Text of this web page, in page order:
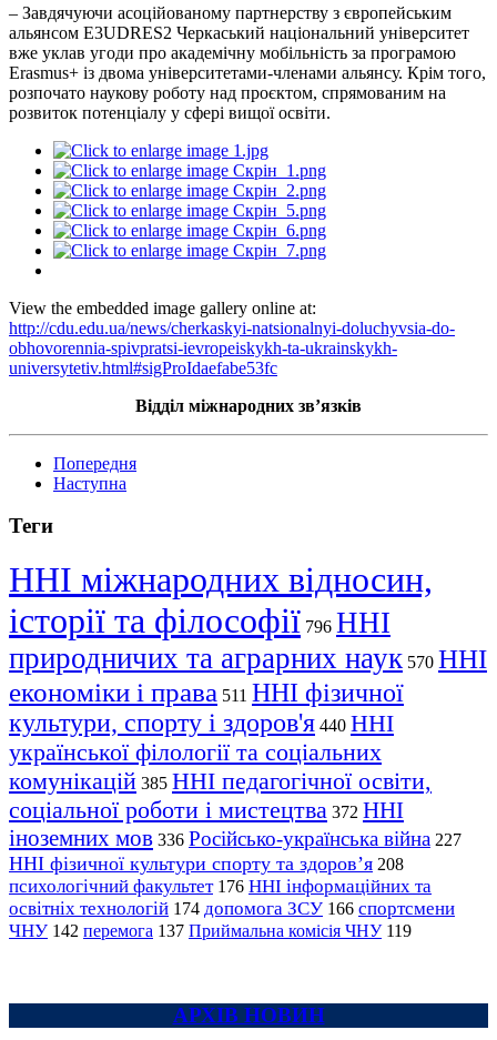
– Завдячуючи асоційованому партнерству з європейським
альянсом E3UDRES2 Черкаський національний університет
вже уклав угоди про академічну мобільність за програмою
Erasmus+ із двома університетами-членами альянсу. Крім того,
розпочато наукову роботу над проєктом, спрямованим на
розвиток потенціалу у сфері вищої освіти.
View the embedded image gallery online at:
http://cdu.edu.ua/news/cherkaskyi-natsionalnyi-doluchyvsia-do-
obhovorennia-spivpratsi-ievropeiskykh-ta-ukrainskykh-
universytetiv.html#sigProIdaefabe53fc
Відділ міжнародних зв’язків
Попередня
Наступна
Теги
ННІ міжнародних відносин,
історії та філософії 796 ННІ
природничих та аграрних наук 570 ННІ
економіки і права 511 ННІ фізичної
культури, спорту і здоров'я 440 ННІ
української філології та соціальних
комунікацій 385 ННІ педагогічної освіти,
соціальної роботи і мистецтва 372 ННІ
іноземних мов 336 Російсько-українська війна 227
ННІ фізичної культури спорту та здоров’я 208
психологічний факультет 176 ННІ інформаційних та
освітніх технологій 174 допомога ЗСУ 166 спортсмени
ЧНУ 142 перемога 137 Приймальна комісія ЧНУ 119
АРХІВ НОВИН